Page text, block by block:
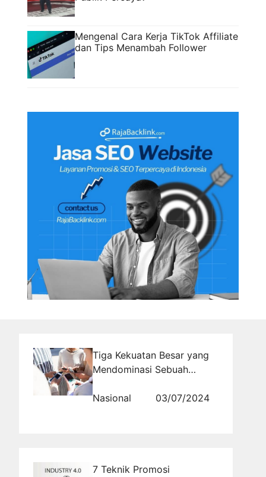
Mengenal Cara Kerja TikTok Affiliate
dan Tips Menambah Follower
Tiga Kekuatan Besar yang
Mendominasi Sebuah
Nasional
03/07/2024
7 Teknik Promosi